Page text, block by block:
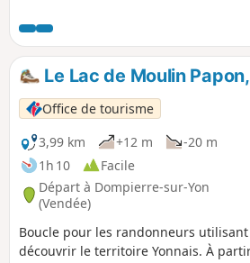
sur la ligne 14, mais il est possible de
la voiture sur le parking au bord de
réaliser la randonnée en aller-retour.
Le Lac de Moulin
Office de tourisme
3,99 km
+12 m
-20 m
1h 10
Facile
Départ à Dompierre-sur-Yon
(Vendée)
Boucle pour les randonneurs
découvrir le territoire Yonnais. À